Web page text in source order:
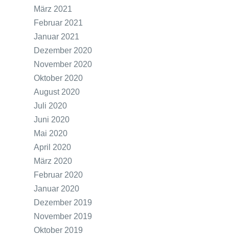
März 2021
Februar 2021
Januar 2021
Dezember 2020
November 2020
Oktober 2020
August 2020
Juli 2020
Juni 2020
Mai 2020
April 2020
März 2020
Februar 2020
Januar 2020
Dezember 2019
November 2019
Oktober 2019